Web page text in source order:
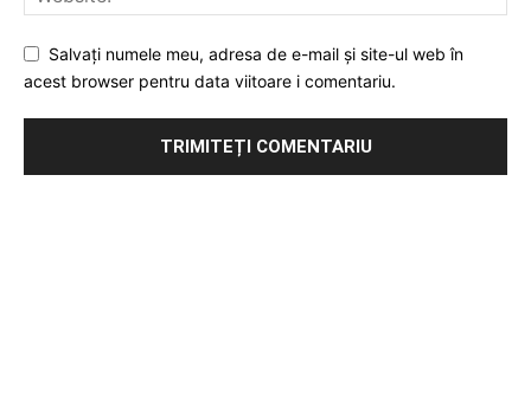
Salvați numele meu, adresa de e-mail și site-ul web în
acest browser pentru data viitoare i comentariu.